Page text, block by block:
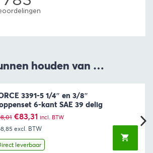
houden van …
3391-5 1/4″ en 3/8″
6-kant SAE 39 delig
Oorspronkelijke
prijs
was:
€98,01.
€83,31Huidige
prijs
is:
€83,31.
incl. BTW
excl. BTW
leverbaar